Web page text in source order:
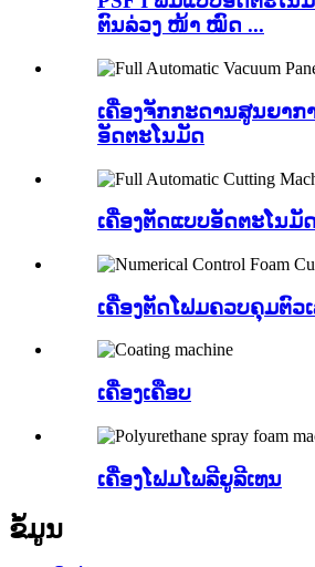
ຕົນລ່ວງ ໜ້າ ໝົດ ...
ເຄື່ອງຈັກກະດານສູນຍາກ
ອັດຕະໂນມັດ
ເຄື່ອງຕັດແບບອັດຕະໂນມັ
ເຄື່ອງຕັດໂຟມຄວບຄຸມຕົວ
ເຄື່ອງເຄືອບ
ເຄື່ອງໂຟມໂພລີຍູລີເທນ
ຂໍ້ມູນ